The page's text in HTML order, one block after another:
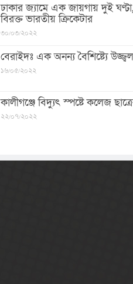
ঢাকার জ্যামে এক জায়গায় দুই
বিরক্ত ভারতীয় ক্রিকেটার
৩০/০৩/২০২২
বেরাইদঃ এক অনন্য বৈশিষ্ট্যে উজ্জ্বল
১৬/০৫/২০২২
কালীগঞ্জে বিদ্যুৎ স্পষ্টে কলেজ
২২/০৭/২০২২